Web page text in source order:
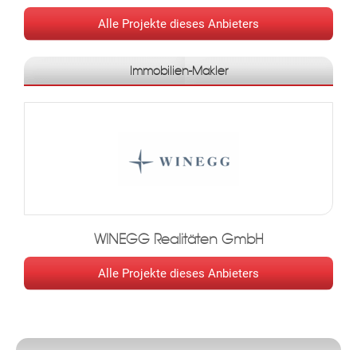
MER
Alle Projekte dieses Anbieters
Immobilien-Makler
WINEGG Realitäten GmbH
Alle Projekte dieses Anbieters